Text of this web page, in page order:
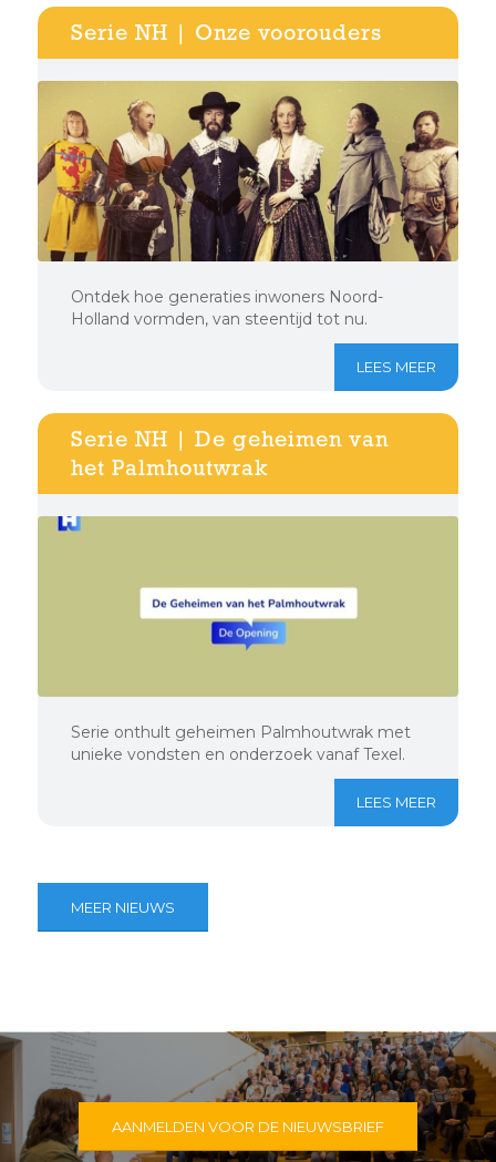
Serie NH | Onze voorouders
Ontdek hoe generaties inwoners Noord-
Holland vormden, van steentijd tot nu.
LEES MEER
Serie NH | De geheimen van
het Palmhoutwrak
Serie onthult geheimen Palmhoutwrak met
unieke vondsten en onderzoek vanaf Texel.
LEES MEER
MEER NIEUWS
AANMELDEN VOOR DE NIEUWSBRIEF